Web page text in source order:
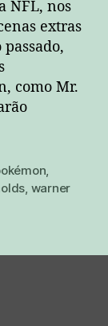
NFL, nos
extras
como Mr.
,
, warner